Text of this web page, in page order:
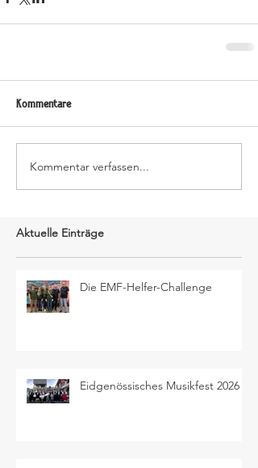
Kommentare
Kommentar verfassen...
Aktuelle Einträge
Die EMF-Helfer-Challenge
Eidgenössisches Musikfest 2026